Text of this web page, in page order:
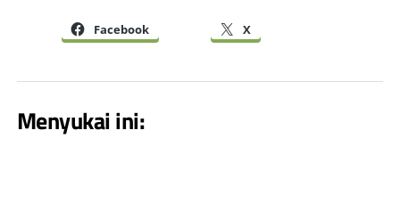
Facebook X
Menyukai ini: